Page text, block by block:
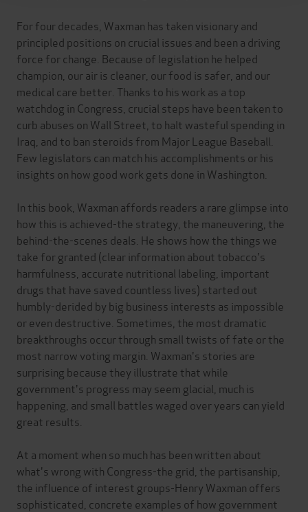
For four decades, Waxman has taken visionary and
principled positions on crucial issues and been a driving
force for change. Because of legislation he helped
champion, our air is cleaner, our food is safer, and our
medical care better. Thanks to his work as a top
watchdog in Congress, crucial steps have been taken to
curb abuses on Wall Street, to halt wasteful spending in
Iraq, and to ban steroids from Major League Baseball.
Few legislators can match his accomplishments or his
insights on how good work gets done in Washington.
In this book, Waxman affords readers a rare glimpse into
how this is achieved-the strategy, the maneuvering, the
behind-the-scenes deals. He shows how the things we
take for granted (clear information about tobacco's
harmfulness, accurate nutritional labeling, important
drugs that have saved countless lives) started out
humbly-derided by big business interests as impossible
or even destructive. Sometimes, the most dramatic
breakthroughs occur through small twists of fate or the
most narrow voting margin. Waxman's stories are
surprising because they illustrate that while
government's progress may seem glacial, much is
happening, and small battles waged over years can yield
great results.
At a moment when so much has been written about
what's wrong with Congress-the grid, the partisanship,
the influence of interest groups-Henry Waxman offers
sophisticated, concrete examples of how government